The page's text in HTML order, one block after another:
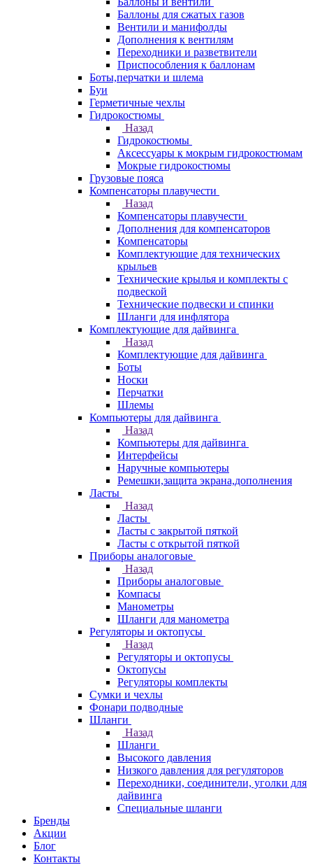
Баллоны для сжатых газов
Вентили и манифолды
Дополнения к вентилям
Переходники и разветвители
Приспособления к баллонам
Боты,перчатки и шлема
Буи
Герметичные чехлы
Гидрокостюмы
Назад
Гидрокостюмы
Аксессуары к мокрым гидрокостюмам
Мокрые гидрокостюмы
Грузовые пояса
Компенсаторы плавучести
Назад
Компенсаторы плавучести
Дополнения для компенсаторов
Компенсаторы
Комплектующие для технических
крыльев
Технические крылья и комплекты с
подвеской
Технические подвески и спинки
Шланги для инфлятора
Комплектующие для дайвинга
Назад
Комплектующие для дайвинга
Боты
Носки
Перчатки
Шлемы
Компьютеры для дайвинга
Назад
Компьютеры для дайвинга
Интерфейсы
Наручные компьютеры
Ремешки,защита экрана,дополнения
Ласты
Назад
Ласты
Ласты с закрытой пяткой
Ласты с открытой пяткой
Приборы аналоговые
Назад
Приборы аналоговые
Компасы
Манометры
Шланги для манометра
Регуляторы и октопусы
Назад
Регуляторы и октопусы
Октопусы
Регуляторы комплекты
Сумки и чехлы
Фонари подводные
Шланги
Назад
Шланги
Высокого давления
Низкого давления для регуляторов
Переходники, соединители, уголки для
дайвинга
Специальные шланги
Бренды
Акции
Блог
Контакты